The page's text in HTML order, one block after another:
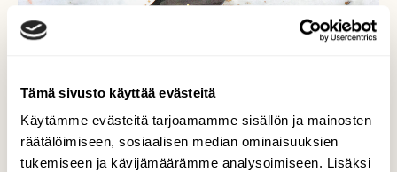
Tämä sivusto käyttää evästeitä
Käytämme evästeitä tarjoamamme sisällön ja mainosten
räätälöimiseen, sosiaalisen median ominaisuuksien
tukemiseen ja kävijämäärämme analysoimiseen. Lisäksi
Mustarastaita